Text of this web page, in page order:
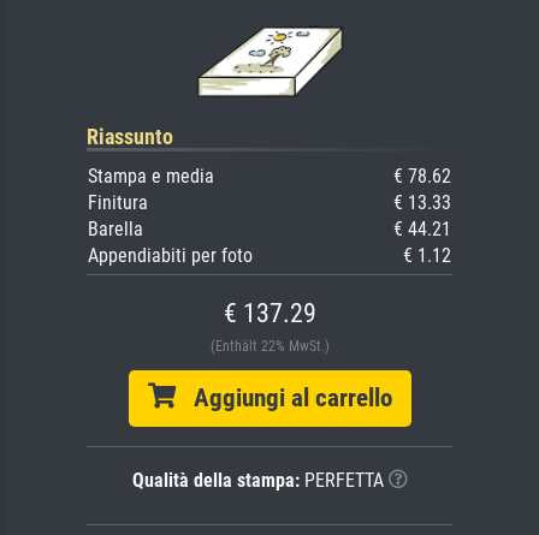
Riassunto
Stampa e media
€ 78.62
Finitura
€ 13.33
Barella
€ 44.21
Appendiabiti per foto
€ 1.12
€ 137.29
(Enthält 22% MwSt.)
Aggiungi al carrello
Qualità della stampa:PERFETTA